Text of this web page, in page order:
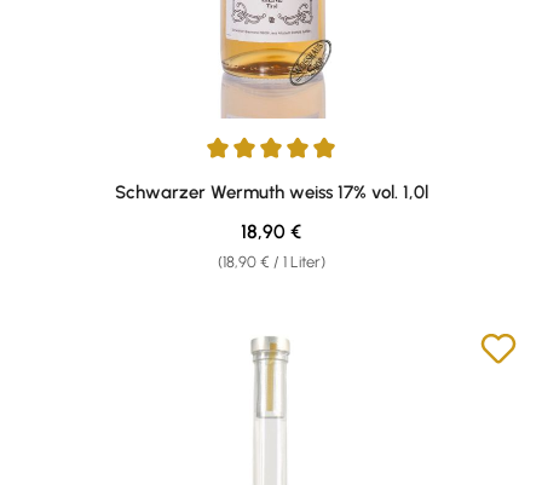
Durchschnittliche Bewertung von 4.95 von 5 Sternen
Schwarzer Wermuth weiss 17% vol. 1,0l
(18,90 € / 1 Liter)
Regulärer Preis:
18,90 €